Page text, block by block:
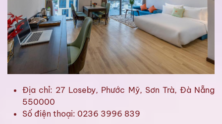
Địa chỉ: 27 Loseby, Phước Mỹ, Sơn Trà, Đà Nẵng
550000
Số điện thoại: 0236 3996 839